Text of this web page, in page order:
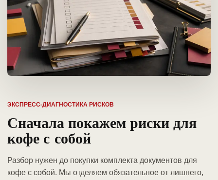
ЭКСПРЕСС-ДИАГНОСТИКА РИСКОВ
Сначала покажем риски для
кофе с собой
Разбор нужен до покупки комплекта документов для
кофе с собой. Мы отделяем обязательное от лишнего,